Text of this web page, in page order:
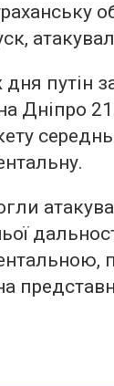
дня путін
Дніпро